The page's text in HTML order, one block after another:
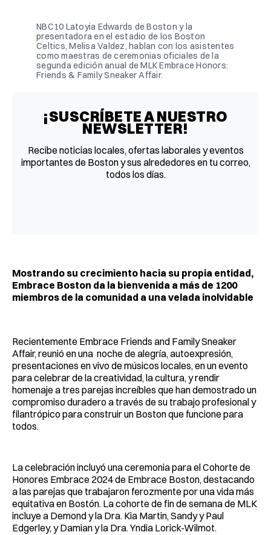
NBC10 Latoyia Edwards de Boston y la
presentadora en el estadio de los Boston
Celtics, Melisa Valdez, hablan con los asistentes
como maestras de ceremonias oficiales de la
segunda edición anual de MLK Embrace Honors:
Friends & Family Sneaker Affair.
¡SUSCRÍBETE A NUESTRO
NEWSLETTER!
Recibe noticias locales, ofertas laborales y eventos
importantes de Boston y sus alrededores en tu correo,
todos los días.
Mostrando su crecimiento hacia su propia entidad,
Embrace Boston da la bienvenida a más de 1200
miembros de la comunidad a una velada inolvidable
Recientemente Embrace Friends and Family Sneaker
Affair, reunió en una noche de alegría, autoexpresión,
presentaciones en vivo de músicos locales, en un evento
para celebrar de la creatividad, la cultura, y rendir
homenaje a tres parejas increíbles que han demostrado un
compromiso duradero a través de su trabajo profesional y
filantrópico para construir un Boston que funcione para
todos.
La celebración incluyó una ceremonia para el Cohorte de
Honores Embrace 2024 de Embrace Boston, destacando
a las parejas que trabajaron ferozmente por una vida más
equitativa en Bostón. La cohorte de fin de semana de MLK
incluye a Demond y la Dra. Kia Martin, Sandy y Paul
Edgerley, y Damian y la Dra. Yndia Lorick-Wilmot.